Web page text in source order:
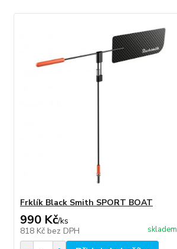
Frklík Black Smith SPORT BOAT
990 Kč/ks
818 Kč bez DPH skladem